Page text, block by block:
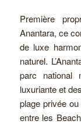
Première
Anantara, ce
de luxe
naturel.
parc national
luxuriante et
plage privée
entre les